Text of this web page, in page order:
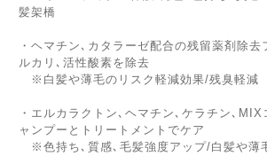
髪架橋
・ヘマチン､カタラーゼ配合の残留薬剤除去
ルカリ､活性酸素を除去
※白髪や薄毛のリスク軽減効果/残臭軽減
・エルカラクトン､ヘマチン､ケラチン､MIX
ャンプーとトリートメントでケア
※色持ち､質感､毛髪強度アップ/白髪や薄